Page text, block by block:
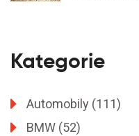
Kategorie
Automobily (111)
BMW (52)